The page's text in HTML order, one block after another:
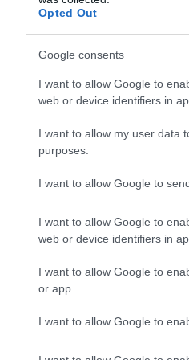
Opted Out
Google consents
I want to allow Google to
web or device identifiers in
I want to allow my user data
purposes.
I want to allow Google to
I want to allow Google to
web or device identifiers in
I want to allow Google to
or app.
I want to allow Google to
milyen volt a
nagy felelősség a
az elmúlt majdnem
is. Egy sláger,
fogadtak, sokakkal
ezt a nagy